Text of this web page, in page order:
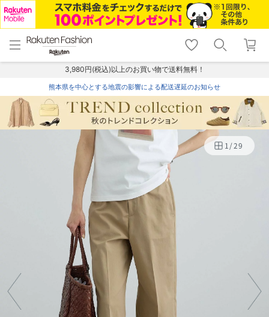
menu home
トップ
shopping_cart lock_outline
ログイン
3,980円(税込)以上のお買い物で送料無料！
熊本県を中心とする地震の影響による配送遅延のお知らせ
1/29